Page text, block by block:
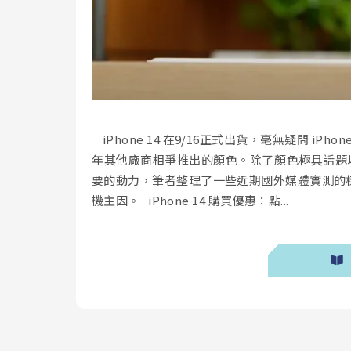
iPhone 14 在9/16正式出貨，毫無疑問
年其他廠商相爭推出的顏色。除了顏色極具話
要的動力，筆者整理了一些近期國外媒體實測
機主因。 iPhone 14 購買優惠：點...